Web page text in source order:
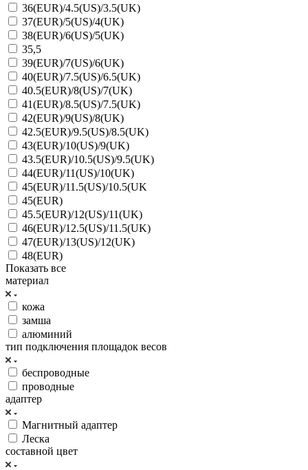
36(EUR)/4.5(US)/3.5(UK)
37(EUR)/5(US)/4(UK)
38(EUR)/6(US)/5(UK)
35,5
39(EUR)/7(US)/6(UK)
40(EUR)/7.5(US)/6.5(UK)
40.5(EUR)/8(US)/7(UK)
41(EUR)/8.5(US)/7.5(UK)
42(EUR)/9(US)/8(UK)
42.5(EUR)/9.5(US)/8.5(UK)
43(EUR)/10(US)/9(UK)
43.5(EUR)/10.5(US)/9.5(UK)
44(EUR)/11(US)/10(UK)
45(EUR)/11.5(US)/10.5(UK
45(EUR)
45.5(EUR)/12(US)/11(UK)
46(EUR)/12.5(US)/11.5(UK)
47(EUR)/13(US)/12(UK)
48(EUR)
Показать все
материал
кожа
замша
алюминий
тип подключения площадок весов
беспроводные
проводные
адаптер
Магнитный адаптер
Леска
составной цвет